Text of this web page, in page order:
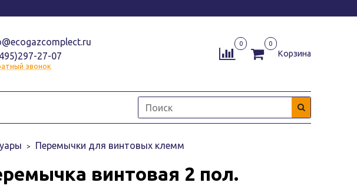
27-07
звонок
0 0
Корзина
Перемычки для винтовых клемм
винтовая 2 пол.